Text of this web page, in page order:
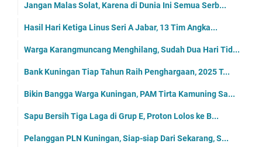
Jangan Malas Solat, Karena di Dunia Ini Semua Serb...
Hasil Hari Ketiga Linus Seri A Jabar, 13 Tim Angka...
Warga Karangmuncang Menghilang, Sudah Dua Hari Tid...
Bank Kuningan Tiap Tahun Raih Penghargaan, 2025 T...
Bikin Bangga Warga Kuningan, PAM Tirta Kamuning Sa...
Sapu Bersih Tiga Laga di Grup E, Proton Lolos ke B...
Pelanggan PLN Kuningan, Siap-siap Dari Sekarang, S...